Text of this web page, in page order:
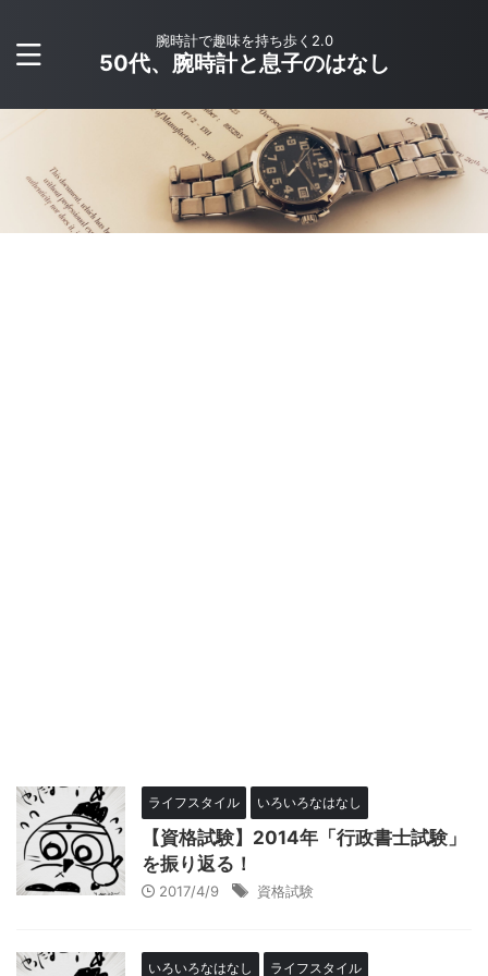
腕時計で趣味を持ち歩く2.0
50代、腕時計と息子のはなし
ライフスタイル いろいろなはなし
【資格試験】2014年「行政書士試験」
を振り返る！
2017/4/9 資格試験
いろいろなはなし ライフスタイル